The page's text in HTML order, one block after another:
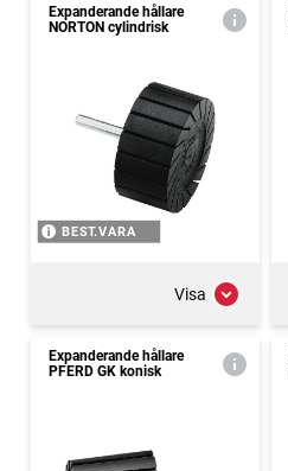
Expanderande hållare
NORTON cylindrisk
BEST.VARA
Visa
Expanderande hållare
PFERD GK konisk